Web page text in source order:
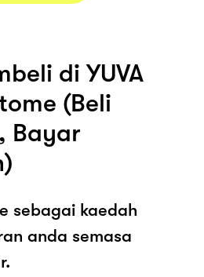
di YUVA
(Beli
Bayar
sebagai kaedah
anda semasa